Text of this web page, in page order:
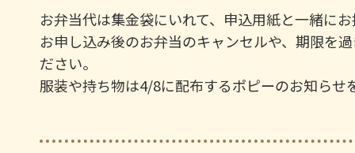
お弁当代は集金袋にいれて、申込用紙と一緒に
お申し込み後のお弁当のキャンセルや、期限を
ださい。
服装や持ち物は4/8に配布するポピーのお知らせ